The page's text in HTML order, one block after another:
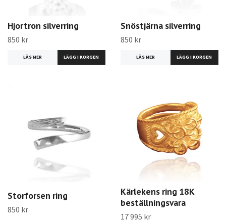
Hjortron silverring
850 kr
LÄS MER
Snöstjärna silverring
850 kr
LÄS MER
Storforsen ring
850 kr
Kärlekens ring 18K
beställningsvara
17 995 kr